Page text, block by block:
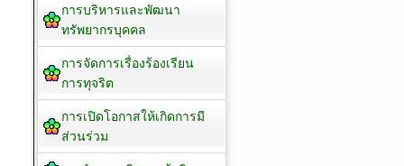
ระเบียบ/กฏหมายที่เกี่ยวข้อง
ช่องทางแจ้งเรื่องร้องเรียน
การทุจริต
E-service